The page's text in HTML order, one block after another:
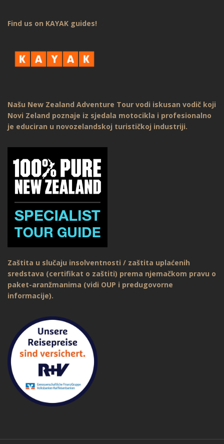
Find us on KAYAK guides!
Našu New Zealand Adventure Tour vodi iskusan vodič koji
Novi Zeland poznaje iz sjedala motocikla i profesionalno
je educiran u novozelandskoj turističkoj industriji.
Zaštita u slučaju insolventnosti / zaštita uplaćenih
sredstava (certifikat o zaštiti) prema njemačkom pravu o
paket-aranžmanima (vidi OUP i predugovorne
informacije).